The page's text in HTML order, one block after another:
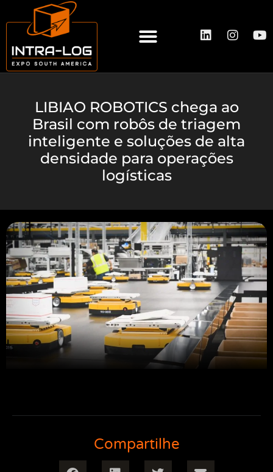
LIBIAO ROBOTICS chega ao
Brasil com robôs de triagem
inteligente e soluções de alta
densidade para operações
logísticas
Compartilhe